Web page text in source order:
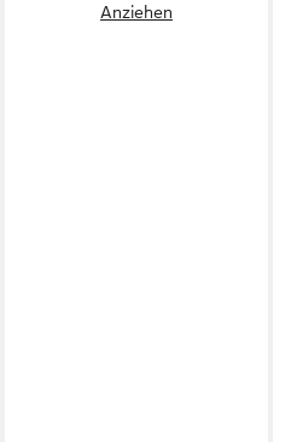
Anziehen